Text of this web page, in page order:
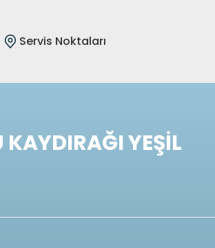
Servis Noktaları
KAYDIRAĞI YEŞİL